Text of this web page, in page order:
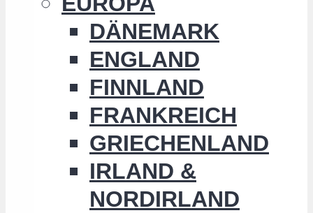
DÄNEMARK
ENGLAND
FINNLAND
FRANKREICH
GRIECHENLAND
IRLAND &
NORDIRLAND